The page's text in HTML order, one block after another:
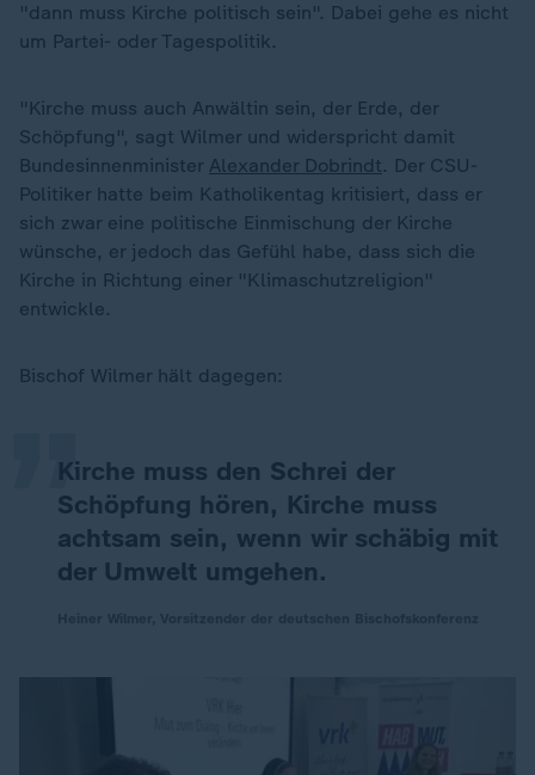
"dann muss Kirche politisch sein". Dabei gehe es nicht
um Partei- oder Tagespolitik.
"Kirche muss auch Anwältin sein, der Erde, der
Schöpfung", sagt Wilmer und widerspricht damit
Bundesinnenminister Alexander Dobrindt. Der CSU-
Politiker hatte beim Katholikentag kritisiert, dass er
sich zwar eine politische Einmischung der Kirche
wünsche, er jedoch das Gefühl habe, dass sich die
Kirche in Richtung einer "Klimaschutzreligion"
entwickle.
Bischof Wilmer hält dagegen:
Kirche muss den Schrei der
Schöpfung hören, Kirche muss
achtsam sein, wenn wir schäbig mit
der Umwelt umgehen.
„